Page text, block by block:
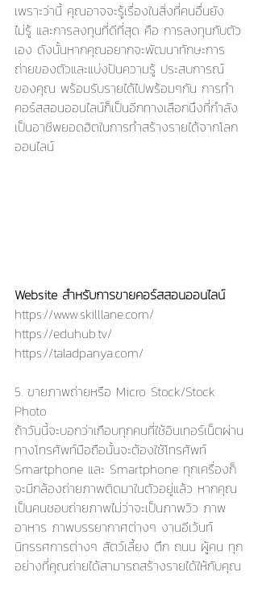
เพราะว่านี้ คุณอาจจะรู้เรื่องในสิ่งที่คนอื่นยัง
ไม่รู้ และการลงทุนที่ดีที่สุด คือ การลงทุนกับตัว
เอง ดังนั้นหากคุณอยากจะพัฒนาทักษะการ
ถ่ายของตัวและแบ่งปันความรู้ ประสบการณ์
ของคุณ พร้อมรับรายได้ไปพร้อมๆกัน การทำ
คอร์สสอนออนไลน์ก็เป็นอีกทางเลือกนึงที่กำลัง
เป็นอาชีพยอดฮิตในการทำสร้างรายได้จากโลก
ออนไลน์
Website สำหรับการขายคอร์สสอนออนไลน์
https://www.skilllane.com/
https://eduhub.tv/
https://taladpanya.com/
5. ขายภาพถ่ายหรือ Micro Stock/Stock
Photo
ถ้าวันนี้จะบอกว่าเกือบทุกคนที่ใช้อินเทอร์เน็ตผ่าน
ทางโทรศัพท์มือถือนั้นจะต้องใช้โทรศัพท์
Smartphone และ Smartphone ทุกเครื่องก็
จะมีกล้องถ่ายภาพติดมาในตัวอยู่แล้ว หากคุณ
เป็นคนชอบถ่ายภาพไม่ว่าจะเป็นภาพวิว ภาพ
อาหาร ภาพบรรยากาศต่างๆ งานอีเว้นท์
นิทรรศการต่างๆ สัตว์เลี้ยง ตึก ถนน ผู้คน ทุก
อย่างที่คุณถ่ายได้สามารถสร้างรายได้ให้กับคุณ